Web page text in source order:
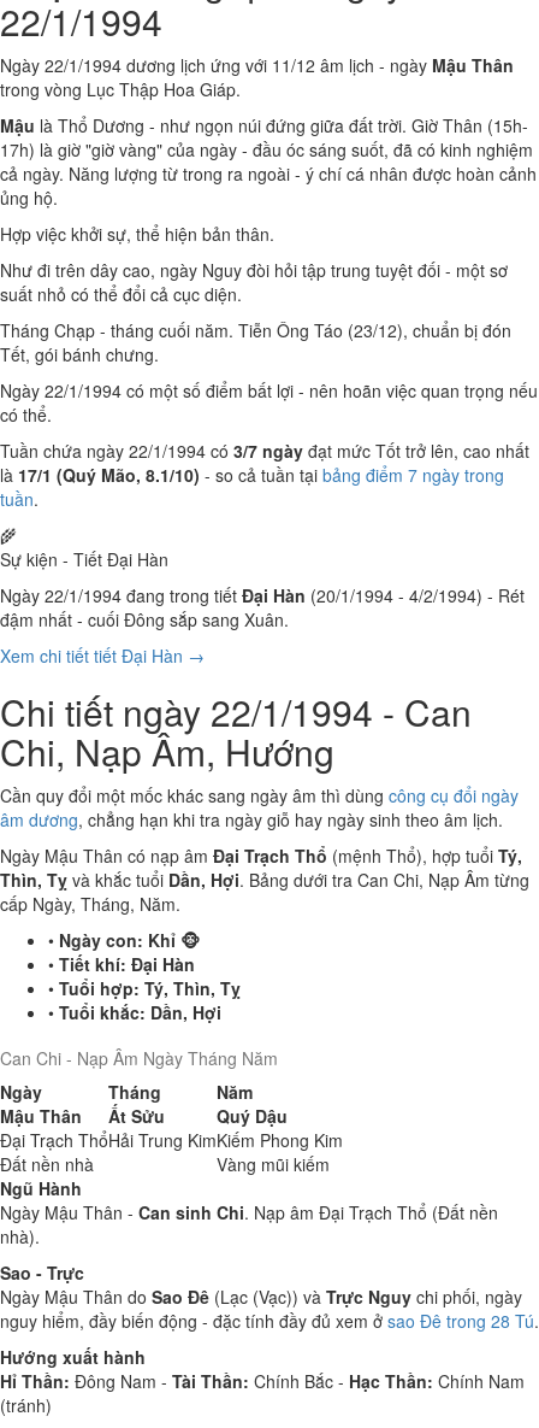
22/1/1994
Ngày 22/1/1994 dương lịch ứng với 11/12 âm lịch - ngày Mậu Thân
trong vòng Lục Thập Hoa Giáp.
Mậu là Thổ Dương - như ngọn núi đứng giữa đất trời. Giờ Thân (15h-
17h) là giờ "giờ vàng" của ngày - đầu óc sáng suốt, đã có kinh nghiệm
cả ngày. Năng lượng từ trong ra ngoài - ý chí cá nhân được hoàn cảnh
ủng hộ.
Hợp việc khởi sự, thể hiện bản thân.
Như đi trên dây cao, ngày Nguy đòi hỏi tập trung tuyệt đối - một sơ
suất nhỏ có thể đổi cả cục diện.
Tháng Chạp - tháng cuối năm. Tiễn Ông Táo (23/12), chuẩn bị đón
Tết, gói bánh chưng.
Ngày 22/1/1994 có một số điểm bất lợi - nên hoãn việc quan trọng nếu
có thể.
Tuần chứa ngày 22/1/1994 có 3/7 ngày đạt mức Tốt trở lên, cao nhất
là 17/1 (Quý Mão, 8.1/10) - so cả tuần tại bảng điểm 7 ngày trong
tuần.
🌾
Sự kiện - Tiết Đại Hàn
Ngày 22/1/1994 đang trong tiết Đại Hàn (20/1/1994 - 4/2/1994) - Rét
đậm nhất - cuối Đông sắp sang Xuân.
Xem chi tiết tiết Đại Hàn →
Chi tiết ngày 22/1/1994 - Can
Chi, Nạp Âm, Hướng
Cần quy đổi một mốc khác sang ngày âm thì dùng công cụ đổi ngày
âm dương, chẳng hạn khi tra ngày giỗ hay ngày sinh theo âm lịch.
Ngày Mậu Thân có nạp âm Đại Trạch Thổ (mệnh Thổ), hợp tuổi Tý,
Thìn, Tỵ và khắc tuổi Dần, Hợi. Bảng dưới tra Can Chi, Nạp Âm từng
cấp Ngày, Tháng, Năm.
• Ngày con: Khỉ 🐵
• Tiết khí: Đại Hàn
• Tuổi hợp: Tý, Thìn, Tỵ
• Tuổi khắc: Dần, Hợi
Can Chi - Nạp Âm Ngày Tháng Năm
Ngày
Tháng
Năm
Mậu Thân
Ất Sửu
Quý Dậu
Đại Trạch ThổHải Trung KimKiếm Phong Kim
Đất nền nhà
Vàng mũi kiếm
Ngũ Hành
Ngày Mậu Thân - Can sinh Chi. Nạp âm Đại Trạch Thổ (Đất nền
nhà).
Sao - Trực
Ngày Mậu Thân do Sao Đê (Lạc (Vạc)) và Trực Nguy chi phối, ngày
nguy hiểm, đầy biến động - đặc tính đầy đủ xem ở sao Đê trong 28 Tú.
Hướng xuất hành
Hỉ Thần: Đông Nam - Tài Thần: Chính Bắc - Hạc Thần: Chính Nam
(tránh)